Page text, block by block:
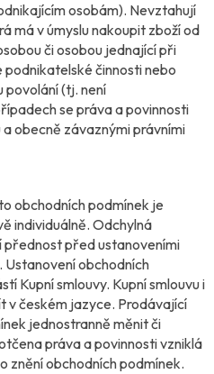
osobám). Nevztahují
má v úmyslu nakoupit zboží od
či osobou jednající při
činnosti nebo
povolání (tj. není
se práva a povinnosti
obecně závaznými právními
obchodních podmínek je
individuálně. Odchylná
přednost před ustanoveními
obchodních
Kupní smlouvy. Kupní smlouvu i
v českém jazyce. Prodávající
jednostranně měnit či
práva a povinnosti vzniklá
znění obchodních podmínek.